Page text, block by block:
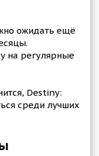
ожидать ещё
на регулярные
Destiny:
среди лучших